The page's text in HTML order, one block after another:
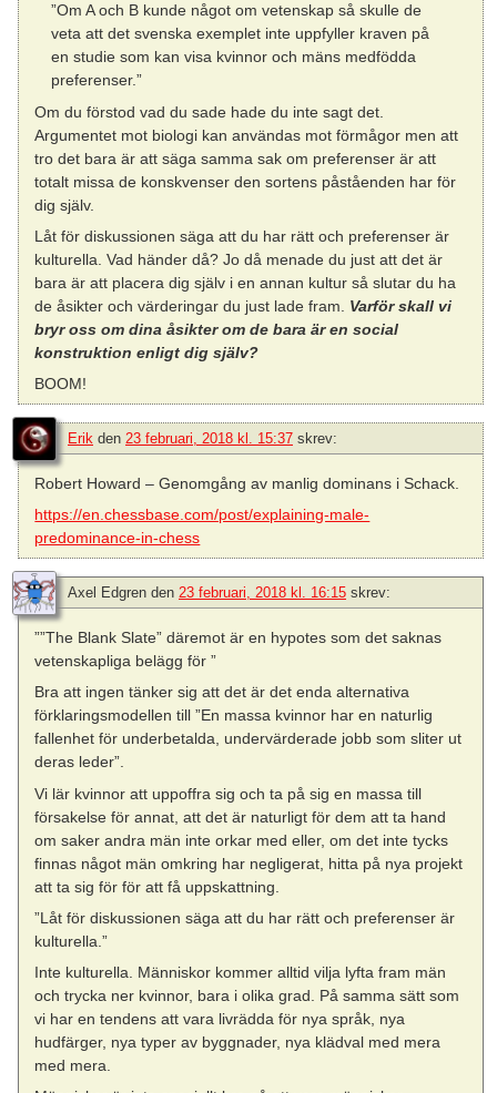
”Om A och B kunde något om vetenskap så skulle de
veta att det svenska exemplet inte uppfyller kraven på
en studie som kan visa kvinnor och mäns medfödda
preferenser.”
Om du förstod vad du sade hade du inte sagt det.
Argumentet mot biologi kan användas mot förmågor men att
tro det bara är att säga samma sak om preferenser är att
totalt missa de konskvenser den sortens påståenden har för
dig själv.
Låt för diskussionen säga att du har rätt och preferenser är
kulturella. Vad händer då? Jo då menade du just att det är
bara är att placera dig själv i en annan kultur så slutar du ha
de åsikter och värderingar du just lade fram. Varför skall vi
bryr oss om dina åsikter om de bara är en social
konstruktion enligt dig själv?
BOOM!
Erik den 23 februari, 2018 kl. 15:37 skrev:
Robert Howard – Genomgång av manlig dominans i Schack.
https://en.chessbase.com/post/explaining-male-
predominance-in-chess
Axel Edgren den 23 februari, 2018 kl. 16:15 skrev:
””The Blank Slate” däremot är en hypotes som det saknas
vetenskapliga belägg för ”
Bra att ingen tänker sig att det är det enda alternativa
förklaringsmodellen till ”En massa kvinnor har en naturlig
fallenhet för underbetalda, undervärderade jobb som sliter ut
deras leder”.
Vi lär kvinnor att uppoffra sig och ta på sig en massa till
försakelse för annat, att det är naturligt för dem att ta hand
om saker andra män inte orkar med eller, om det inte tycks
finnas något män omkring har negligerat, hitta på nya projekt
att ta sig för för att få uppskattning.
”Låt för diskussionen säga att du har rätt och preferenser är
kulturella.”
Inte kulturella. Människor kommer alltid vilja lyfta fram män
och trycka ner kvinnor, bara i olika grad. På samma sätt som
vi har en tendens att vara livrädda för nya språk, nya
hudfärger, nya typer av byggnader, nya klädval med mera
med mera.